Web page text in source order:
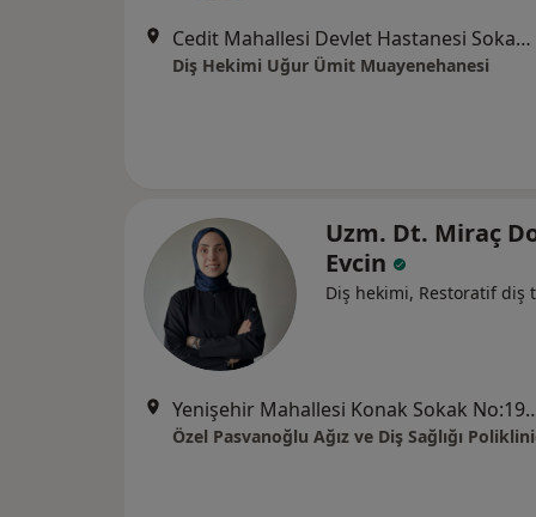
Cedit Mahallesi Devlet Hastanesi Sokak No:30/2, Kocaeli
Diş Hekimi Uğur Ümit Muayenehanesi
Uzm. Dt. Miraç
Evcin
Diş hekimi, Restoratif diş
Yenişehir Mahallesi
Özel Pasvanoğlu Ağız ve Diş Sağlığı